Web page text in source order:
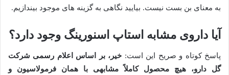
به معنای بن بست نیست. بیایید نگاهی به گزینه های موجود بیندازیم.
آیا داروی مشابه استاپ اسنورینگ وجود دارد؟
پاسخ کوتاه و صریح این است: خیر، بر اساس اعلام رسمی شرکت
گل دارو، هیچ محصول کاملاً مشابهی با همان فرمولاسیون و